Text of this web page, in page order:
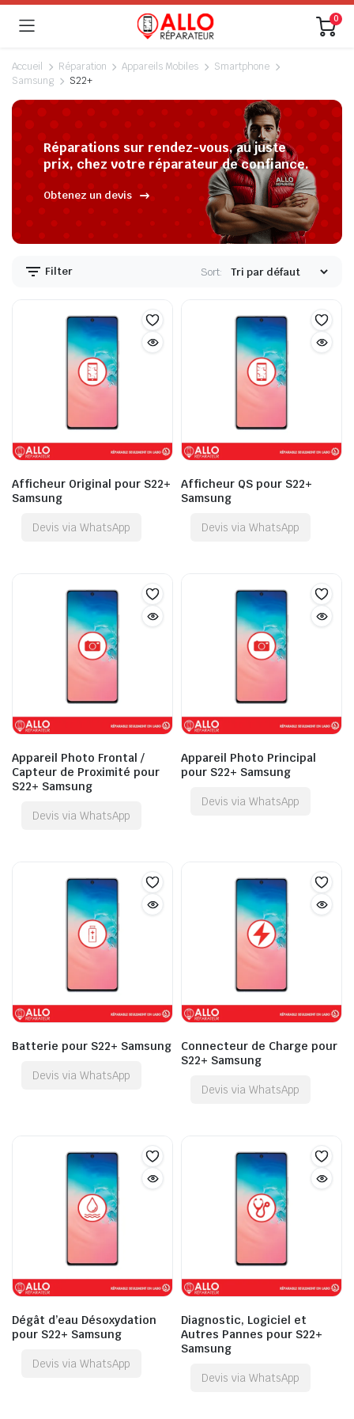
0
Accueil Réparation Appareils Mobiles
Smartphone
Samsung
S22+
Réparations sur rendez-vous, au juste
prix, chez votre réparateur de confiance.
Obtenez un devis
Filter Sort:
Afficheur Original pour S22+
Samsung
Devis via WhatsApp
Afficheur QS pour S22+
Samsung
Devis via WhatsApp
Appareil Photo Frontal /
Capteur de Proximité pour
S22+ Samsung
Devis via WhatsApp
Appareil Photo Principal
pour S22+ Samsung
Devis via WhatsApp
Batterie pour S22+ Samsung
Devis via WhatsApp
Connecteur de Charge pour
S22+ Samsung
Devis via WhatsApp
Dégât d’eau Désoxydation
pour S22+ Samsung
Devis via WhatsApp
Diagnostic, Logiciel et
Autres Pannes pour S22+
Samsung
Devis via WhatsApp